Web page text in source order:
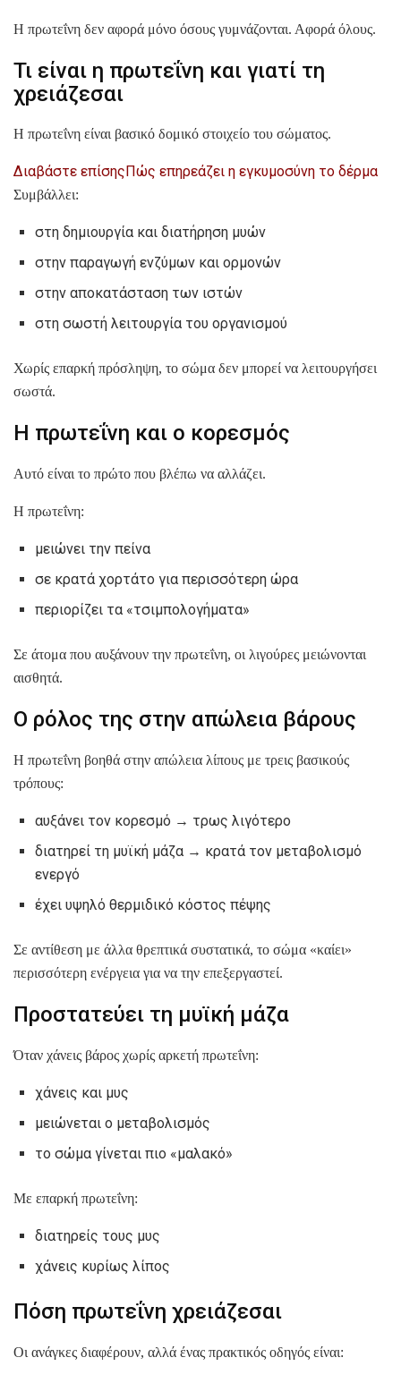
Η πρωτεΐνη δεν αφορά μόνο όσους γυμνάζονται. Αφορά όλους.
Τι είναι η πρωτεΐνη και γιατί τη
χρειάζεσαι
Η πρωτεΐνη είναι βασικό δομικό στοιχείο του σώματος.
Διαβάστε επίσης Πώς επηρεάζει η εγκυμοσύνη το δέρμα
Συμβάλλει:
στη δημιουργία και διατήρηση μυών
στην παραγωγή ενζύμων και ορμονών
στην αποκατάσταση των ιστών
στη σωστή λειτουργία του οργανισμού
Χωρίς επαρκή πρόσληψη, το σώμα δεν μπορεί να λειτουργήσει
σωστά.
Η πρωτεΐνη και ο κορεσμός
Αυτό είναι το πρώτο που βλέπω να αλλάζει.
Η πρωτεΐνη:
μειώνει την πείνα
σε κρατά χορτάτο για περισσότερη ώρα
περιορίζει τα «τσιμπολογήματα»
Σε άτομα που αυξάνουν την πρωτεΐνη, οι λιγούρες μειώνονται
αισθητά.
Ο ρόλος της στην απώλεια βάρους
Η πρωτεΐνη βοηθά στην απώλεια λίπους με τρεις βασικούς
τρόπους:
αυξάνει τον κορεσμό → τρως λιγότερο
διατηρεί τη μυϊκή μάζα → κρατά τον μεταβολισμό
ενεργό
έχει υψηλό θερμιδικό κόστος πέψης
Σε αντίθεση με άλλα θρεπτικά συστατικά, το σώμα «καίει»
περισσότερη ενέργεια για να την επεξεργαστεί.
Προστατεύει τη μυϊκή μάζα
Όταν χάνεις βάρος χωρίς αρκετή πρωτεΐνη:
χάνεις και μυς
μειώνεται ο μεταβολισμός
το σώμα γίνεται πιο «μαλακό»
Με επαρκή πρωτεΐνη:
διατηρείς τους μυς
χάνεις κυρίως λίπος
Πόση πρωτεΐνη χρειάζεσαι
Οι ανάγκες διαφέρουν, αλλά ένας πρακτικός οδηγός είναι: